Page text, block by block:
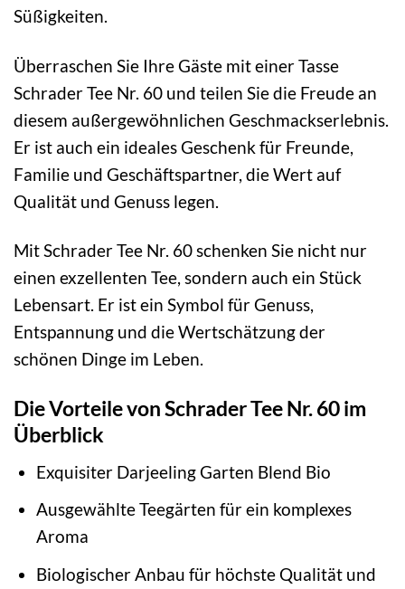
Süßigkeiten.
Überraschen Sie Ihre Gäste mit einer Tasse
Schrader Tee Nr. 60 und teilen Sie die Freude an
diesem außergewöhnlichen Geschmackserlebnis.
Er ist auch ein ideales Geschenk für Freunde,
Familie und Geschäftspartner, die Wert auf
Qualität und Genuss legen.
Mit Schrader Tee Nr. 60 schenken Sie nicht nur
einen exzellenten Tee, sondern auch ein Stück
Lebensart. Er ist ein Symbol für Genuss,
Entspannung und die Wertschätzung der
schönen Dinge im Leben.
Die Vorteile von Schrader Tee Nr. 60 im
Überblick
Exquisiter Darjeeling Garten Blend Bio
Ausgewählte Teegärten für ein komplexes
Aroma
Biologischer Anbau für höchste Qualität und